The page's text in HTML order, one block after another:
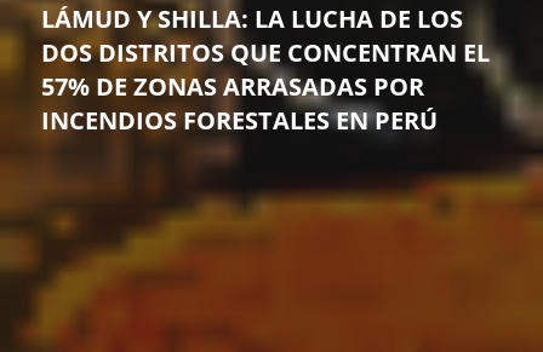
LÁMUD Y SHILLA: LA LUCHA DE LOS
DOS DISTRITOS QUE CONCENTRAN EL
57% DE ZONAS ARRASADAS POR
INCENDIOS FORESTALES EN PERÚ